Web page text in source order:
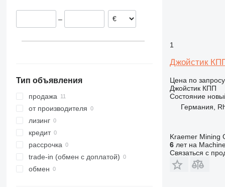
962
–
Тип объявления
продажа
от производителя
лизинг
кредит
рассрочка
trade-in (обмен с доплатой)
обмен
1
Джойстик
Цена по запросу
Джойстик КПП
Состояние
Германия,
Kraemer Mining
6лет на
Связаться с